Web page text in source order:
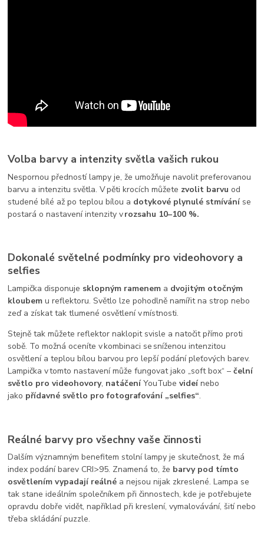
Volba barvy a intenzity světla vašich rukou
Nespornou předností lampy je, že umožňuje navolit preferovanou
barvu a intenzitu světla. V pěti krocích můžete zvolit barvuod
studené bílé až po teplou bílou a dotykové plynulé stmívání se
postará o nastavení intenzity vrozsahu 10–100 %.
Dokonalé světelné podmínky pro videohovory a
selfies
Lampička disponuje sklopným ramenem a dvojitým otočným
kloubemu reflektoru. Světlo lze pohodlně namířit na strop nebo
zeď a získat tak tlumené osvětlení v místnosti.
Stejně tak můžete reflektor naklopit svisle a natočit přímo proti
sobě. To možná oceníte v kombinaci se sníženou intenzitou
osvětlení a teplou bílou barvou pro lepší podání pleťových barev.
Lampička v tomto nastavení může fungovat jako „soft box“ –čelní
světlo pro videohovory, natáčeníYouTubevideínebo
jako přídavné světlo pro fotografování „selfies“.
Reálné barvy pro všechny vaše činnosti
Dalším významným benefitem stolní lampy je skutečnost, že má
index podání barev CRI>95. Znamená to, že barvy pod tímto
osvětlením vypadají reálné a nejsou nijak zkreslené. Lampa se
tak stane ideálním společníkem při činnostech, kde je potřebujete
opravdu dobře vidět, například při kreslení, vymalovávání, šití nebo
třeba skládání puzzle.